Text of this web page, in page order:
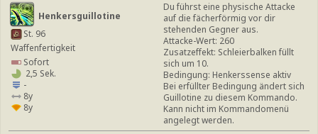
Henkersguillotine
St. 96
Waffenfertigkeit
Sofort
2,5 Sek.
-
8y
8y
Du führst eine physische Attacke
auf die fächerförmig vor dir
stehenden Gegner aus.
Attacke-Wert: 260
Zusatzeffekt: Schleierbalken füllt
sich um 10.
Bedingung: Henkerssense aktiv
Bei erfüllter Bedingung ändert sich
Guillotine zu diesem Kommando.
Kann nicht im Kommandomenü
angelegt werden.